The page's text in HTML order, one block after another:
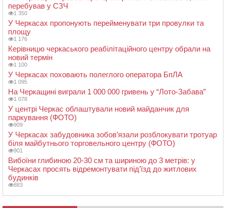
перебував у СЗЧ
1 350
У Черкасах пропонують перейменувати три провулки та
площу
1 176
Керівницю черкаського реабілітаційного центру обрали на
новий термін
1 100
У Черкасах поховають полеглого оператора БпЛА
1 095
На Черкащині виграли 1 000 000 гривень у “Лото-Забава”
1 078
У центрі Черкас облаштували новий майданчик для
паркування (ФОТО)
909
У Черкасах забудовника зобов’язали розблокувати тротуар
біля майбутнього торговельного центру (ФОТО)
901
Вибоїни глибиною 20-30 см та шириною до 3 метрів: у
Черкасах просять відремонтувати під’їзд до житлових
будинків
883